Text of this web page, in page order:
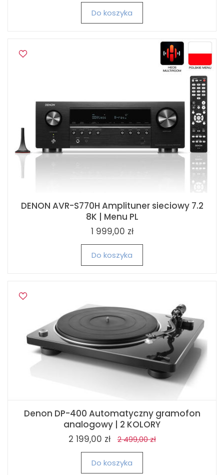
Do koszyka
DENON AVR-S770H Amplituner sieciowy 7.2
8K | Menu PL
1 999,00 zł
Do koszyka
Denon DP-400 Automatyczny gramofon
analogowy | 2 KOLORY
2 199,00 zł
2 499,00 zł
Do koszyka